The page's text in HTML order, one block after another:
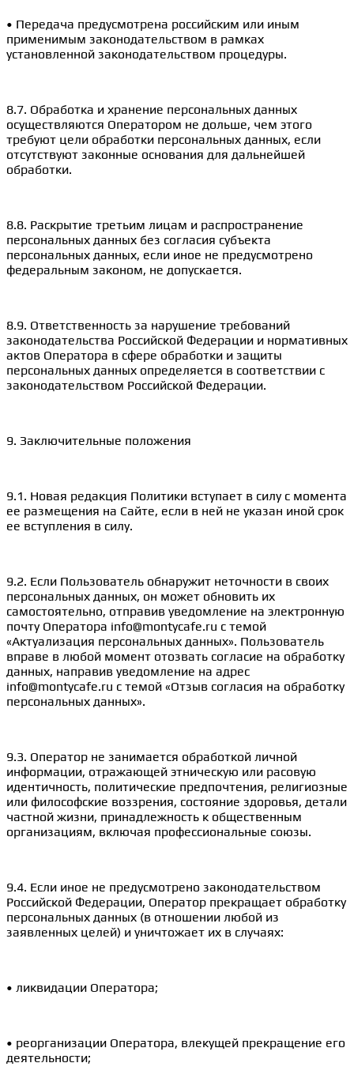
• Передача предусмотрена российским или иным
применимым законодательством в рамках
установленной законодательством процедуры.
8.7. Обработка и хранение персональных данных
осуществляются Оператором не дольше, чем этого
требуют цели обработки персональных данных, если
отсутствуют законные основания для дальнейшей
обработки.
8.8. Раскрытие третьим лицам и распространение
персональных данных без согласия субъекта
персональных данных, если иное не предусмотрено
федеральным законом, не допускается.
8.9. Ответственность за нарушение требований
законодательства Российской Федерации и нормативных
актов Оператора в сфере обработки и защиты
персональных данных определяется в соответствии с
законодательством Российской Федерации.
9. Заключительные положения
9.1. Новая редакция Политики вступает в силу с момента
ее размещения на Сайте, если в ней не указан иной срок
ее вступления в силу.
9.2. Если Пользователь обнаружит неточности в своих
персональных данных, он может обновить их
самостоятельно, отправив уведомление на электронную
почту Оператора info@montycafe.ru с темой
«Актуализация персональных данных». Пользователь
вправе в любой момент отозвать согласие на обработку
данных, направив уведомление на адрес
info@montycafe.ru с темой «Отзыв согласия на обработку
персональных данных».
9.3. Оператор не занимается обработкой личной
информации, отражающей этническую или расовую
идентичность, политические предпочтения, религиозные
или философские воззрения, состояние здоровья, детали
частной жизни, принадлежность к общественным
организациям, включая профессиональные союзы.
9.4. Если иное не предусмотрено законодательством
Российской Федерации, Оператор прекращает обработку
персональных данных (в отношении любой из
заявленных целей) и уничтожает их в случаях:
• ликвидации Оператора;
• реорганизации Оператора, влекущей прекращение его
деятельности;